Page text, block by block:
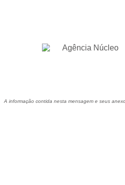
A informação contida nesta mensagem e seus